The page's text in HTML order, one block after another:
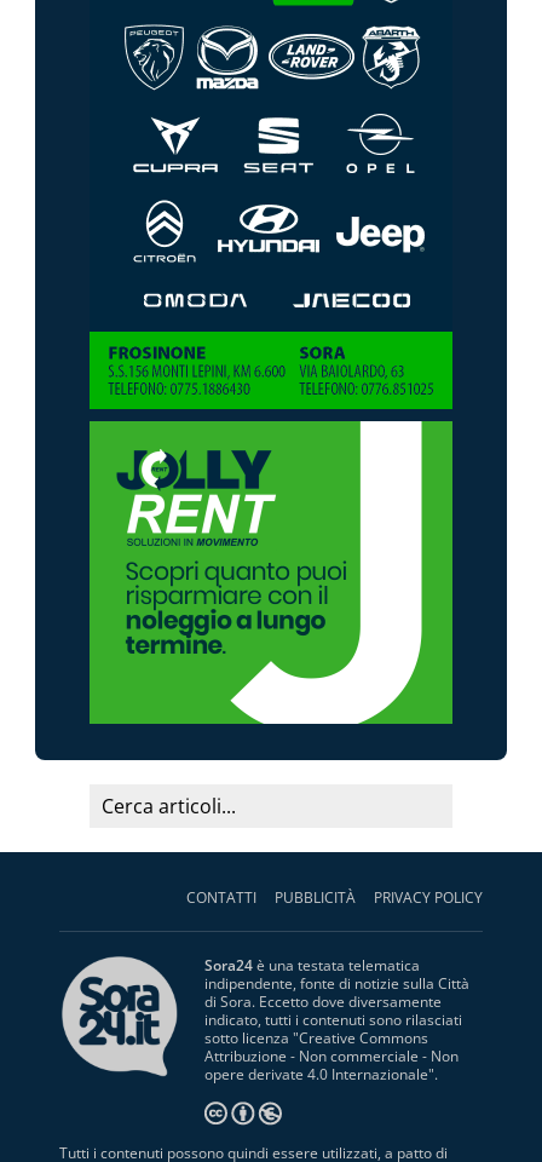
CONTATTI PUBBLICITÀ PRIVACY POLICY
Sora24è una testata telematica
indipendente, fonte di notizie sulla Città
di Sora. Eccetto dove diversamente
indicato, tutti i contenuti sono rilasciati
sotto licenza "Creative Commons
Attribuzione - Non commerciale - Non
opere derivate 4.0 Internazionale".
Tutti i contenuti possono quindi essere utilizzati, a patto di